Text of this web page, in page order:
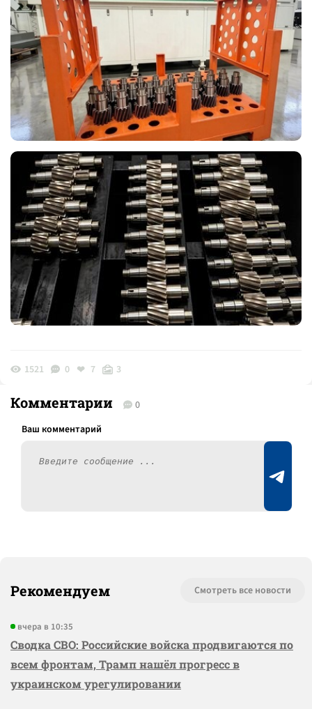
1521 0 7 3
Комментарии 0
Рекомендуем Смотреть все новости
вчера в 10:35
Сводка СВО: Российские войска продвигаются по
всем фронтам, Трамп нашёл прогресс в
украинском урегулировании